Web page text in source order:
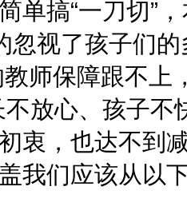
单搞“一刀切”
忽视了孩子们
师保障跟不上
放心、孩子不
衷，也达不到
我们应该从以